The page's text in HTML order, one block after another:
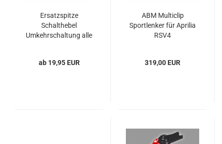
Ersatzspitze
Schalthebel
Umkehrschaltung alle
ab 19,95 EUR
ABM Multiclip
Sportlenker für Aprilia
RSV4
319,00 EUR